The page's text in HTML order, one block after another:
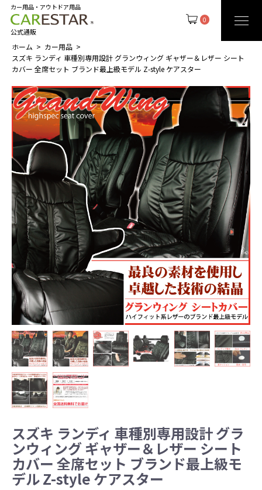
0
カー用品・アウトドア用品
公式通販
ホーム
カー用品
スズキ ランディ 車種別専用設計 グランウィング ギャザー＆レザー シート
カバー 全席セット ブランド最上級モデル Z-style ケアスター
スズキ ランディ 車種別専用設計 グラ
ンウィング ギャザー＆レザー シート
カバー 全席セット ブランド最上級モ
デル Z-style ケアスター